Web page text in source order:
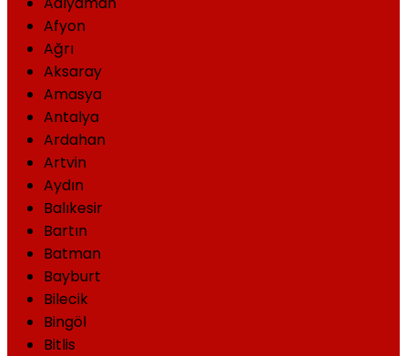
Afyon
Ağrı
Aksaray
Amasya
Antalya
Ardahan
Artvin
Aydın
Balıkesir
Bartın
Batman
Bayburt
Bilecik
Bingöl
Bitlis